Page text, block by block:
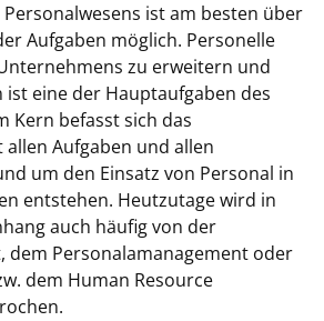
ist am besten über
Aufgaben möglich. Personelle
zu erweitern und
ist eine der Hauptaufgaben des
Kern befasst sich das
Aufgaben und allen
um den Einsatz von Personal in
entstehen. Heutzutage wird in
auch häufig von der
dem Personalamanagement oder
dem Human Resource